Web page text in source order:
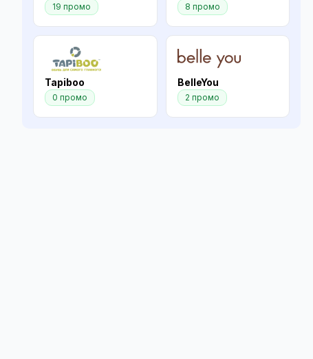
19 промо 8 промо
Tapiboo
0 промо
BelleYou
2 промо